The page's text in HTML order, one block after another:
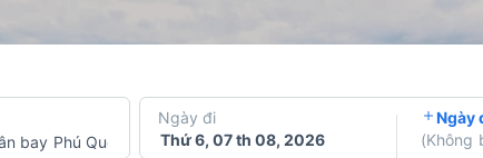
bay Phú Quốc
Ngày đi
Thứ 6, 07 th 08, 2026
Ngày
(Không